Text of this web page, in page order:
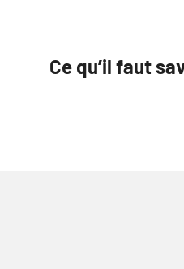
Ce qu’il faut